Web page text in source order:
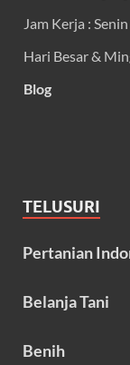
Jam Kerja :
Hari Besar &
Blog
TELUSURI
Pertanian
Belanja Tani
Benih